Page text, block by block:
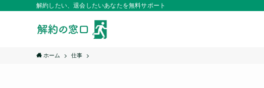
解約したい、退会したいあなたを無料サポート
ホーム 仕事